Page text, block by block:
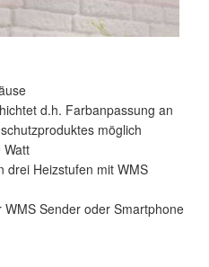
d.h. Farbanpassung an
möglich
Watt
drei Heizstufen mit WMS
Sender oder Smartphone